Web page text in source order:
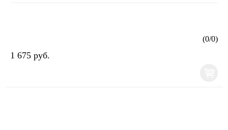
(0/0)
1 675 руб.